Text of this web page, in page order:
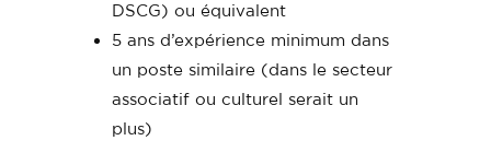
DSCG) ou équivalent
5 ans d’expérience minimum dans
un poste similaire (dans le secteur
associatif ou culturel serait un
plus)